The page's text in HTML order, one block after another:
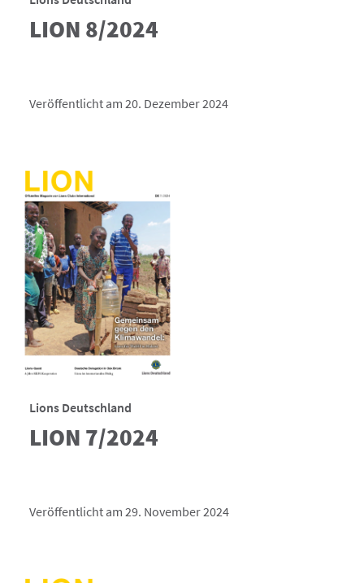
LION 8/2024
Veröffentlicht am 20. Dezember 2024
Lions Deutschland
LION 7/2024
Veröffentlicht am 29. November 2024